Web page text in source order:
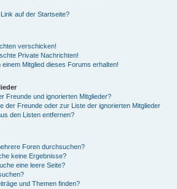
auf der Startseite?
verschicken!
Private Nachrichten!
Mitglied dieses Forums erhalten!
Freunde und ignorierten Mitglieder?
der Freunde oder zur Liste der ignorierten Mitglieder
den Listen entfernen?
Foren durchsuchen?
keine Ergebnisse?
eine leere Seite?
und Themen finden?